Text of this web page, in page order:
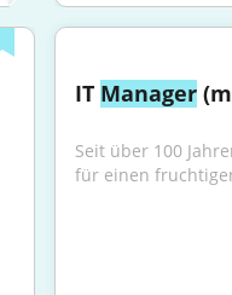
IT Manager
Seit über 100
für einen